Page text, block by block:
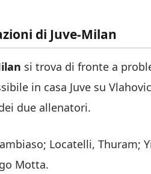
di Juve-Milan
si trova di fronte a
in casa Juve su
due allenatori.
Locatelli, Thuram;
Motta.